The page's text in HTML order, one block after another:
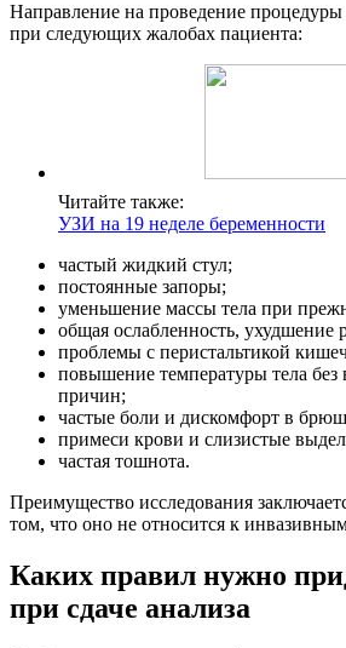
Направление на проведение
при следующих жалобах пациента:
Читайте также:
УЗИ на 19 неделе беременности
частый жидкий стул;
постоянные запоры;
уменьшение массы тела при
общая ослабленность, ухудшение
проблемы с перистальтикой
повышение температуры тела
причин;
частые боли и дискомфорт в
примеси крови и слизистые
частая тошнота.
Преимущество исследования
том, что оно не относится к
Каких правил нужно
при сдаче анализа